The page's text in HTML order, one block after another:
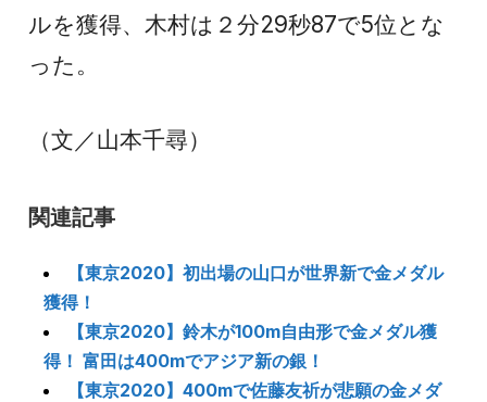
ルを獲得、木村は２分29秒87で5位とな
った。
（文／山本千尋）
関連記事
【東京2020】初出場の山口が世界新で金メダル
獲得！
【東京2020】鈴木が100m自由形で金メダル獲
得！ 富田は400mでアジア新の銀！
【東京2020】400mで佐藤友祈が悲願の金メダ